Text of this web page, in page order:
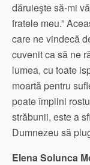
dăruieşte să-mi
fratele meu.”
care ne vindecă
cuvenit ca să ne
lumea, cu toate
moartă pentru
poate împlini
străbunii, este a
Dumnezeu să
Elena Solunca